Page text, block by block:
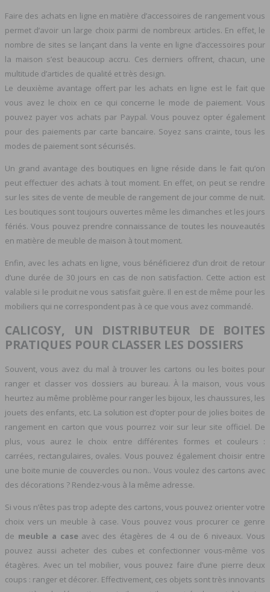
Faire des achats en ligne en matière d’accessoires de rangement vous
permet d’avoir un large choix parmi de nombreux articles. En effet, le
nombre de sites se lançant dans la vente en ligne d’accessoires pour
la maison s’est beaucoup accru. Ces derniers offrent, chacun, une
multitude d’articles de qualité et très design.
Le deuxième avantage offert par les achats en ligne est le fait que
vous avez le choix en ce qui concerne le mode de paiement. Vous
pouvez payer vos achats par Paypal. Vous pouvez opter également
pour des paiements par carte bancaire. Soyez sans crainte, tous les
modes de paiement sont sécurisés.
Un grand avantage des boutiques en ligne réside dans le fait qu’on
peut effectuer des achats à tout moment. En effet, on peut se rendre
sur les sites de vente de meuble de rangement de jour comme de nuit.
Les boutiques sont toujours ouvertes même les dimanches et les jours
fériés. Vous pouvez prendre connaissance de toutes les nouveautés
en matière de meuble de maison à tout moment.
Enfin, avec les achats en ligne, vous bénéficierez d’un droit de retour
d’une durée de 30 jours en cas de non satisfaction. Cette action est
valable si le produit ne vous satisfait guère. Il en est de même pour les
mobiliers qui ne correspondent pas à ce que vous avez commandé.
CALICOSY, UN DISTRIBUTEUR DE BOITES
PRATIQUES POUR CLASSER LES DOSSIERS
Souvent, vous avez du mal à trouver les cartons ou les boites pour
ranger et classer vos dossiers au bureau. À la maison, vous vous
heurtez au même problème pour ranger les bijoux, les chaussures, les
jouets des enfants, etc. La solution est d’opter pour de jolies boites de
rangement en carton que vous pourrez voir sur leur site officiel. De
plus, vous aurez le choix entre différentes formes et couleurs :
carrées, rectangulaires, ovales. Vous pouvez également choisir entre
une boite munie de couvercles ou non.. Vous voulez des cartons avec
des décorations ? Rendez-vous à la même adresse.
Si vous n’êtes pas trop adepte des cartons, vous pouvez orienter votre
choix vers un meuble à case. Vous pouvez vous procurer ce genre
de meuble a caseavec des étagères de 4 ou de 6 niveaux. Vous
pouvez aussi acheter des cubes et confectionner vous-même vos
étagères. Avec un tel mobilier, vous pouvez faire d’une pierre deux
coups : ranger et décorer. Effectivement, ces objets sont très innovants